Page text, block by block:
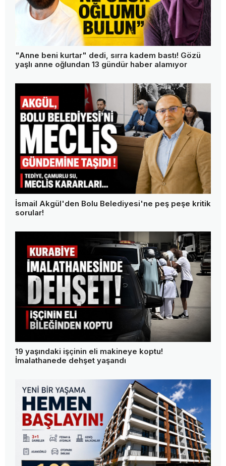
"Anne beni kurtar" dedi, sırra kadem bastı! Gözü
yaşlı anne oğlundan 13 gündür haber alamıyor
İsmail Akgül'den Bolu Belediyesi'ne peş peşe kritik
sorular!
19 yaşındaki işçinin eli makineye koptu!
İmalathanede dehşet yaşandı